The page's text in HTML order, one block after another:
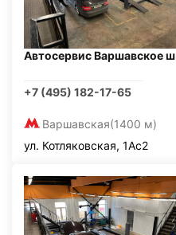
Автосервис Варшавское ш
+7 (495) 182-17-65
Варшавская(1400 м)
ул. Котляковская, 1Ас2